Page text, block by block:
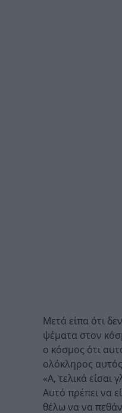
Μετά είπα ότι
ψέματα στον
ο κόσμος ότι
ολόκληρος
«Α, τελικά είσαι
Αυτό πρέπει να
θέλω να να